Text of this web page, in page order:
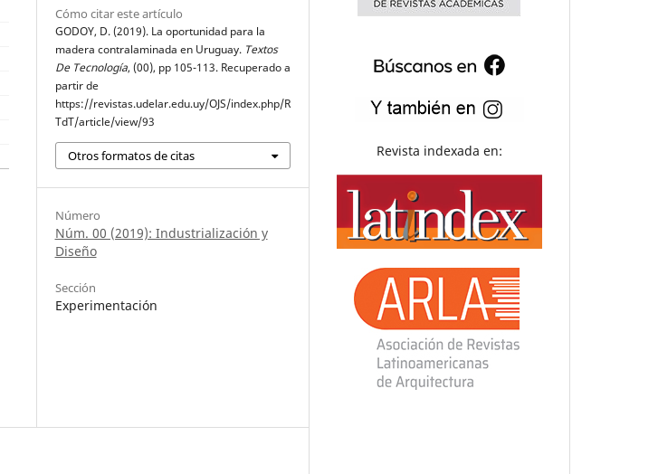
Cómo citar este artículo
GODOY, D. (2019). La oportunidad para la
madera contralaminada en Uruguay. Textos
De Tecnología, (00), pp 105-113. Recuperado a
partir de
https://revistas.udelar.edu.uy/OJS/index.php/R
TdT/article/view/93
Otros formatos de citas
Número
Núm. 00 (2019): Industrialización y
Diseño
Sección
Experimentación
Revista indexada en: